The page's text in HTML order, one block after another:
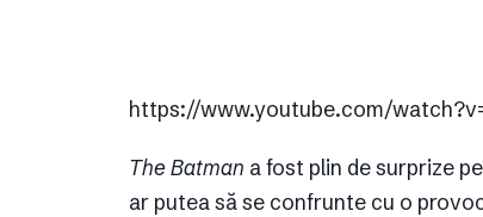
https://www.youtube.com/
The Batman a fost plin de surprize
ar putea să se confrunte cu o